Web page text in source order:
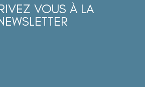
VOUS À LA